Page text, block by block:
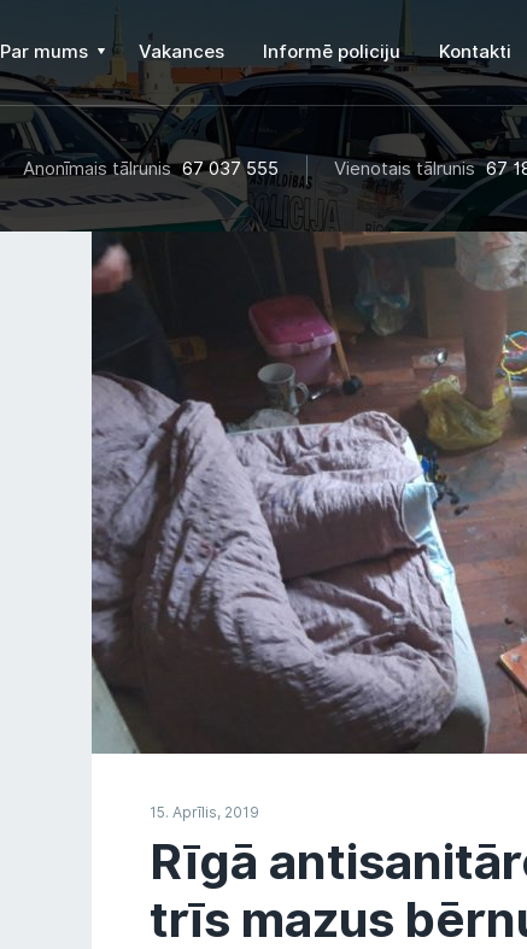
Par mums Vakances Informē policiju Kontakti
Anonīmais tālrunis 67 037 555 Vienotais tālrunis 67
15. Aprīlis, 2019
Rīgā
trīs mazus